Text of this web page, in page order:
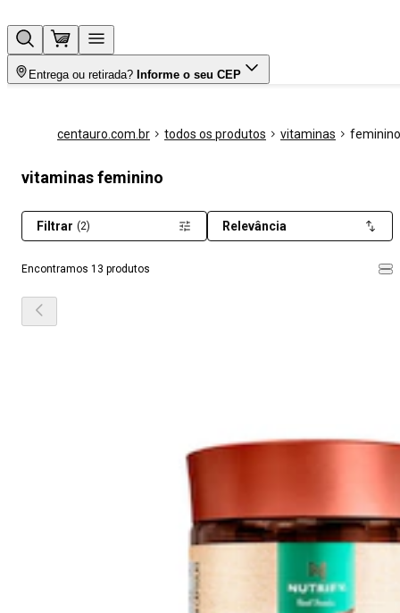
Entrega ou retirada? Informe o seu CEP
centauro.com.br todos os produtos vitaminas feminino
vitaminas feminino
Encontramos 13 produtos
Filtrar (2) Relevância